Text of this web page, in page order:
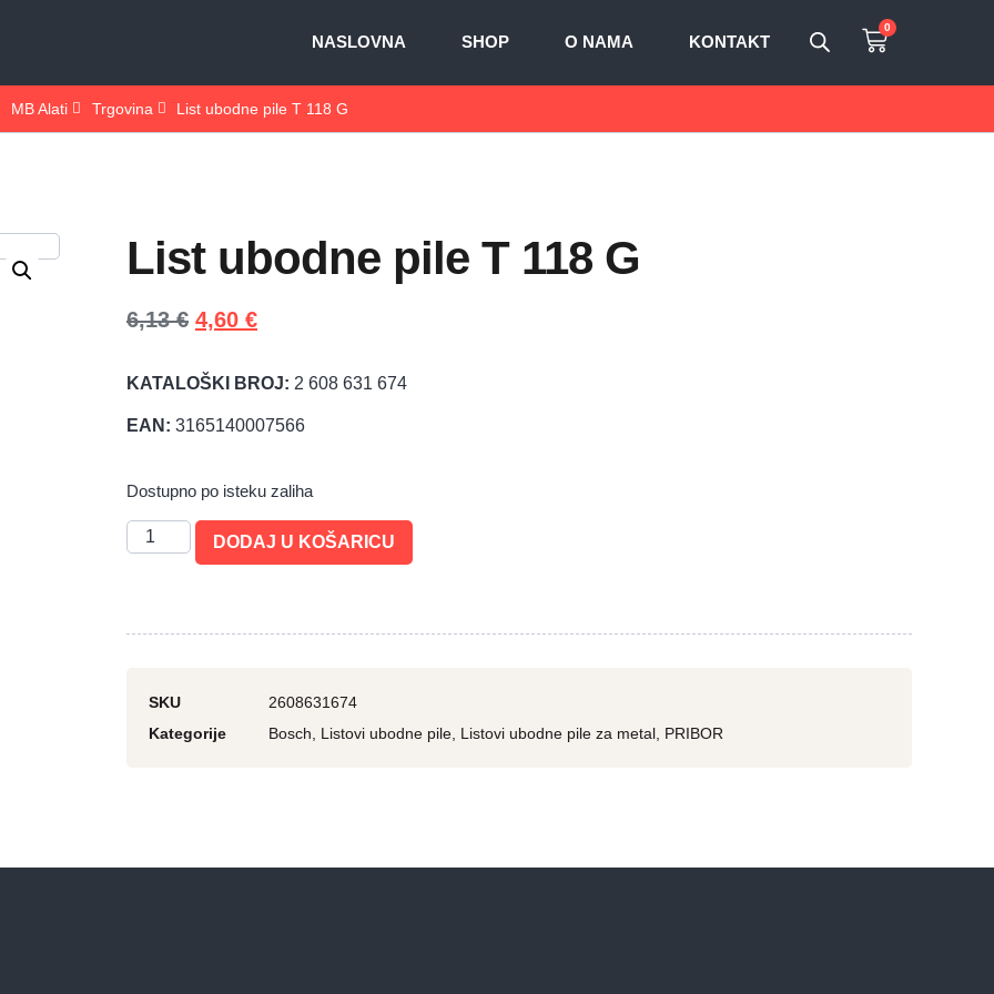
NASLOVNA SHOP O NAMA KONTAKT
0
MB Alati Trgovina List ubodne pile T 118 G
List ubodne pile T 118 G
6,13€ 4,60 €
KATALOŠKI BROJ: 2 608 631 674
EAN: 3165140007566
Dostupno po isteku zaliha
DODAJ U KOŠARICU
SKU
2608631674
Kategorije
Bosch Listovi ubodne pile Listovi ubodne pile za metal PRIBOR